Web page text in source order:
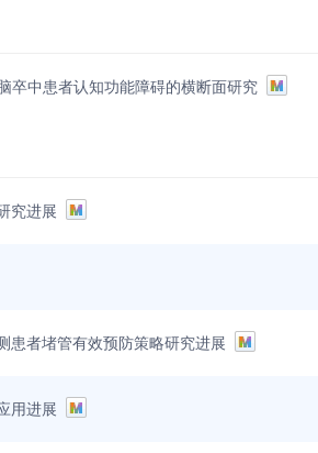
卒中患者认知功能障碍的横断面研究
究进展
患者堵管有效预防策略研究进展
用进展